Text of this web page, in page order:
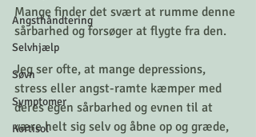
Angsthåndtering
Selvhjælp
Søvn
Symptomer
Kortisol
Mange finder det svært at rumme denne
sårbarhed og forsøger at flygte fra den.
Jeg ser ofte, at mange depressions,
stress eller angst-ramte kæmper med
deres egen sårbarhed og evnen til at
være helt sig selv og åbne op og græde,